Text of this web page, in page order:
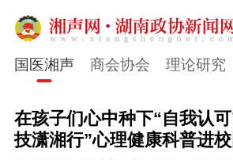
国医湘声 商会协会 理论研究
在孩子们心中种下“自我认
技潇湘行”心理健康科普进校